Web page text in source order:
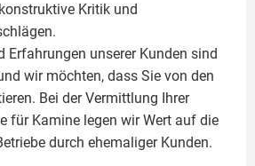
Kritik und
Erfahrungen unserer Kunden sind
wir möchten, dass Sie von den
Bei der Vermittlung Ihrer
für Kamine legen wir Wert auf die
durch ehemaliger Kunden.